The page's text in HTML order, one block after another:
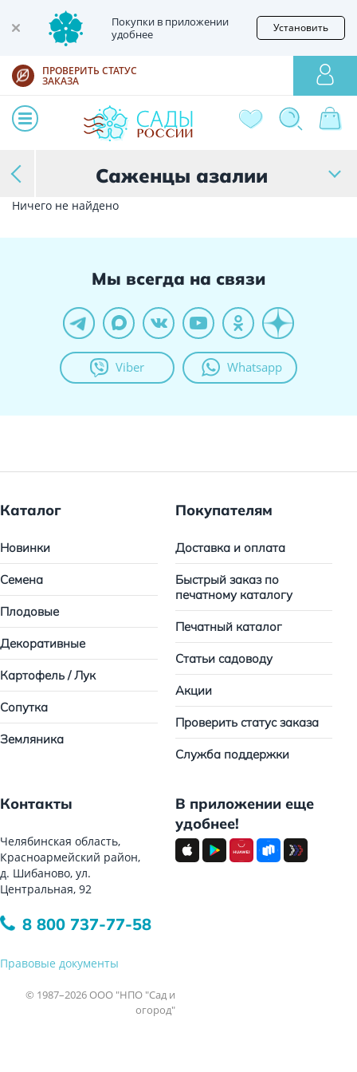
Покупки в приложении
удобнее
Установить
ПРОВЕРИТЬ СТАТУС
ЗАКАЗА
Саженцы азалии
Ничего не найдено
Мы всегда на связи
Viber Whatsapp
Каталог
Новинки
Семена
Плодовые
Декоративные
Картофель / Лук
Сопутка
Земляника
Покупателям
Доставка и оплата
Быстрый заказ по
печатному каталогу
Печатный каталог
Статьи садоводу
Акции
Проверить статус заказа
Служба поддержки
Контакты
Челябинская область,
Красноармейский район,
д. Шибаново, ул.
Центральная, 92
8 800 737-77-58
Правовые документы
© 1987–2026 ООО "НПО "Сад и
огород"
В приложении еще
удобнее!